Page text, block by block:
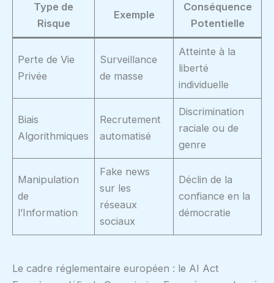
Type de
Risque
Exemple
Conséquence
Potentielle
Perte de Vie
Privée
Surveillance
de masse
Atteinte à la
liberté
individuelle
Biais
Algorithmiques
Recrutement
automatisé
Discrimination
raciale ou de
genre
Manipulation
de
l’Information
Fake news
sur les
réseaux
sociaux
Déclin de la
confiance en la
démocratie
Le cadre réglementaire européen : le AI Act